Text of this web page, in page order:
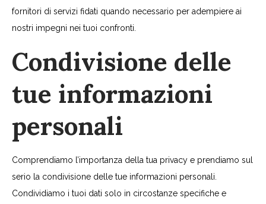
fornitori di servizi fidati quando necessario per adempiere ai
nostri impegni nei tuoi confronti.
Condivisione delle
tue informazioni
personali
Comprendiamo l’importanza della tua privacy e prendiamo sul
serio la condivisione delle tue informazioni personali.
Condividiamo i tuoi dati solo in circostanze specifiche e